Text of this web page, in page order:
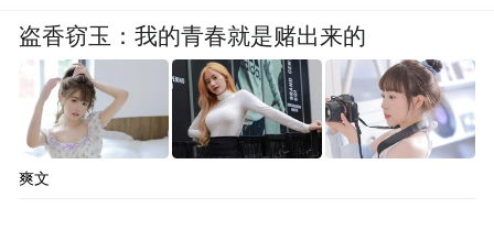
盗香窃玉：我的青春就是赌出来的
爽文